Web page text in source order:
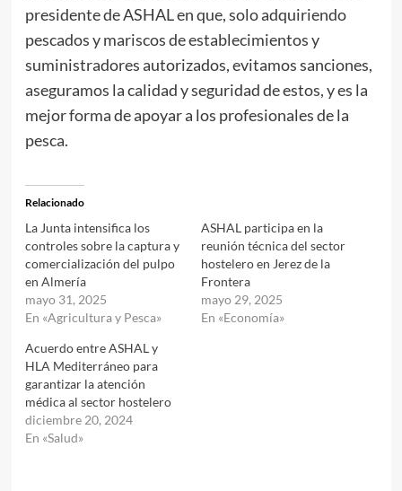
presidente de ASHAL en que, solo adquiriendo
pescados y mariscos de establecimientos y
suministradores autorizados, evitamos sanciones,
aseguramos la calidad y seguridad de estos, y es la
mejor forma de apoyar a los profesionales de la
pesca.
Relacionado
La Junta intensifica los
controles sobre la captura y
comercialización del pulpo
en Almería
mayo 31, 2025
En «Agricultura y Pesca»
ASHAL participa en la
reunión técnica del sector
hostelero en Jerez de la
Frontera
mayo 29, 2025
En «Economía»
Acuerdo entre ASHAL y
HLA Mediterráneo para
garantizar la atención
médica al sector hostelero
diciembre 20, 2024
En «Salud»